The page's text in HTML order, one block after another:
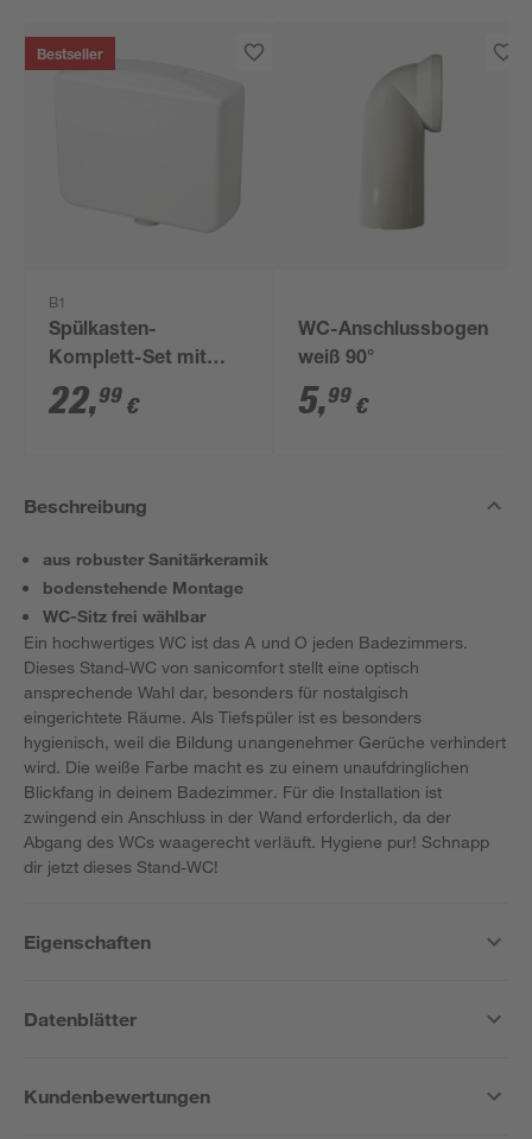
Bestseller
B1
Spülkasten-
Komplett-Set mit
Stopp-Funktion weiß
22,99 €
WC-Anschlussbogen
weiß 90°
5,99 €
Beschreibung
aus robuster Sanitärkeramik
bodenstehende Montage
WC-Sitz frei wählbar
Ein hochwertiges WC ist das A und O jeden Badezimmers.
Dieses Stand-WC von sanicomfort stellt eine optisch
ansprechende Wahl dar, besonders für nostalgisch
eingerichtete Räume. Als Tiefspüler ist es besonders
hygienisch, weil die Bildung unangenehmer Gerüche verhindert
wird. Die weiße Farbe macht es zu einem unaufdringlichen
Blickfang in deinem Badezimmer. Für die Installation ist
zwingend ein Anschluss in der Wand erforderlich, da der
Abgang des WCs waagerecht verläuft. Hygiene pur! Schnapp
dir jetzt dieses Stand-WC!
Eigenschaften
Datenblätter
Kundenbewertungen